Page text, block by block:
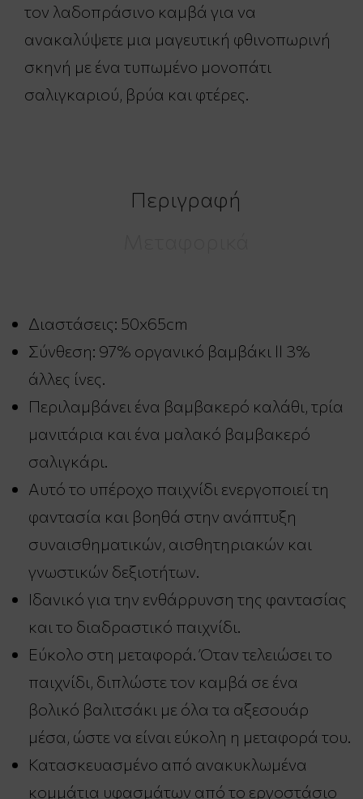
τον λαδοπράσινο καμβά για να
ανακαλύψετε μια μαγευτική φθινοπωρινή
σκηνή με ένα τυπωμένο μονοπάτι
σαλιγκαριού, βρύα και φτέρες.
Περιγραφή
Διαστάσεις: 50x65cm
Σύνθεση: 97% οργανικό βαμβάκι ll 3%
άλλες ίνες.
Περιλαμβάνει ένα βαμβακερό καλάθι, τρία
μανιτάρια και ένα μαλακό βαμβακερό
σαλιγκάρι.
Αυτό το υπέροχο παιχνίδι ενεργοποιεί τη
φαντασία και βοηθά στην ανάπτυξη
συναισθηματικών, αισθητηριακών και
γνωστικών δεξιοτήτων.
Ιδανικό για την ενθάρρυνση της φαντασίας
και το διαδραστικό παιχνίδι.
Εύκολο στη μεταφορά. Όταν τελειώσει το
παιχνίδι, διπλώστε τον καμβά σε ένα
βολικό βαλιτσάκι με όλα τα αξεσουάρ
μέσα, ώστε να είναι εύκολη η μεταφορά του.
Κατασκευασμένο από ανακυκλωμένα
κομμάτια υφασμάτων από το εργοστάσιο